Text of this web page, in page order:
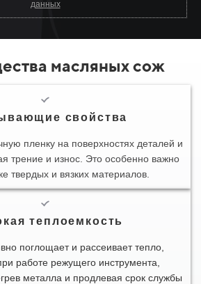
данных
масляных сож
свойства
пленку на поверхностях деталей и
трение и износ. Это особенно важно
твердых и вязких материалов.
теплоемкость
поглощает и рассеивает тепло,
работе режущего инструмента,
металла и продлевая срок службы